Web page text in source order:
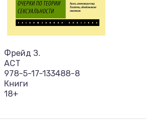
Фрейд З.
АСТ
978-5-17-133488-8
Книги
18+